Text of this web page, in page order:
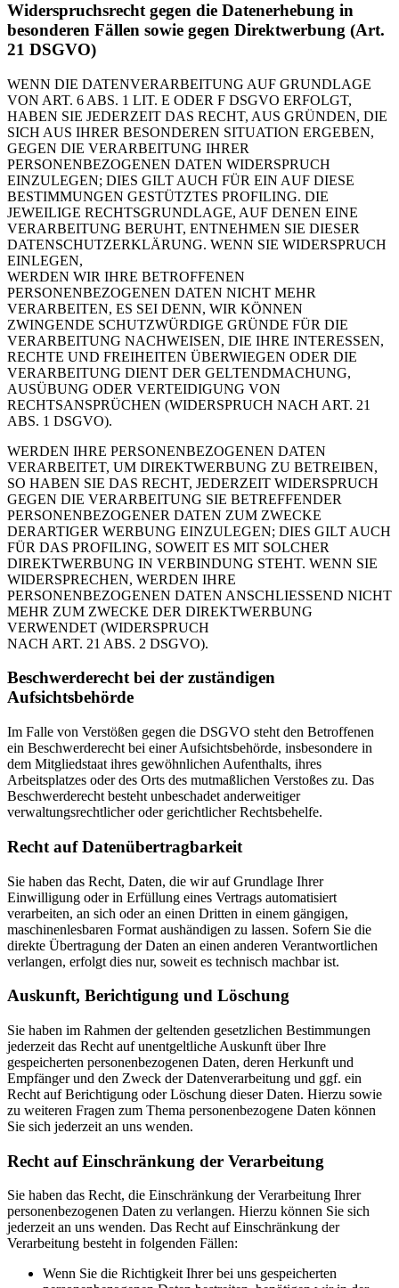
Widerspruchsrecht gegen die Datenerhebung in
besonderen Fällen sowie gegen Direktwerbung (Art.
21 DSGVO)
WENN DIE DATENVERARBEITUNG AUF GRUNDLAGE
VON ART. 6 ABS. 1 LIT. E ODER F DSGVO ERFOLGT,
HABEN SIE JEDERZEIT DAS RECHT, AUS GRÜNDEN, DIE
SICH AUS IHRER BESONDEREN SITUATION ERGEBEN,
GEGEN DIE VERARBEITUNG IHRER
PERSONENBEZOGENEN DATEN WIDERSPRUCH
EINZULEGEN; DIES GILT AUCH FÜR EIN AUF DIESE
BESTIMMUNGEN GESTÜTZTES PROFILING. DIE
JEWEILIGE RECHTSGRUNDLAGE, AUF DENEN EINE
VERARBEITUNG BERUHT, ENTNEHMEN SIE DIESER
DATENSCHUTZERKLÄRUNG. WENN SIE WIDERSPRUCH
EINLEGEN,
WERDEN WIR IHRE BETROFFENEN
PERSONENBEZOGENEN DATEN NICHT MEHR
VERARBEITEN, ES SEI DENN, WIR KÖNNEN
ZWINGENDE SCHUTZWÜRDIGE GRÜNDE FÜR DIE
VERARBEITUNG NACHWEISEN, DIE IHRE INTERESSEN,
RECHTE UND FREIHEITEN ÜBERWIEGEN ODER DIE
VERARBEITUNG DIENT DER GELTENDMACHUNG,
AUSÜBUNG ODER VERTEIDIGUNG VON
RECHTSANSPRÜCHEN (WIDERSPRUCH NACH ART. 21
ABS. 1 DSGVO).
WERDEN IHRE PERSONENBEZOGENEN DATEN
VERARBEITET, UM DIREKTWERBUNG ZU BETREIBEN,
SO HABEN SIE DAS RECHT, JEDERZEIT WIDERSPRUCH
GEGEN DIE VERARBEITUNG SIE BETREFFENDER
PERSONENBEZOGENER DATEN ZUM ZWECKE
DERARTIGER WERBUNG EINZULEGEN; DIES GILT AUCH
FÜR DAS PROFILING, SOWEIT ES MIT SOLCHER
DIREKTWERBUNG IN VERBINDUNG STEHT. WENN SIE
WIDERSPRECHEN, WERDEN IHRE
PERSONENBEZOGENEN DATEN ANSCHLIESSEND NICHT
MEHR ZUM ZWECKE DER DIREKTWERBUNG
VERWENDET (WIDERSPRUCH
NACH ART. 21 ABS. 2 DSGVO).
Beschwerderecht bei der zuständigen
Aufsichtsbehörde
Im Falle von Verstößen gegen die DSGVO steht den Betroffenen
ein Beschwerderecht bei einer Aufsichtsbehörde, insbesondere in
dem Mitgliedstaat ihres gewöhnlichen Aufenthalts, ihres
Arbeitsplatzes oder des Orts des mutmaßlichen Verstoßes zu. Das
Beschwerderecht besteht unbeschadet anderweitiger
verwaltungsrechtlicher oder gerichtlicher Rechtsbehelfe.
Recht auf Datenübertragbarkeit
Sie haben das Recht, Daten, die wir auf Grundlage Ihrer
Einwilligung oder in Erfüllung eines Vertrags automatisiert
verarbeiten, an sich oder an einen Dritten in einem gängigen,
maschinenlesbaren Format aushändigen zu lassen. Sofern Sie die
direkte Übertragung der Daten an einen anderen Verantwortlichen
verlangen, erfolgt dies nur, soweit es technisch machbar ist.
Auskunft, Berichtigung und Löschung
Sie haben im Rahmen der geltenden gesetzlichen Bestimmungen
jederzeit das Recht auf unentgeltliche Auskunft über Ihre
gespeicherten personenbezogenen Daten, deren Herkunft und
Empfänger und den Zweck der Datenverarbeitung und ggf. ein
Recht auf Berichtigung oder Löschung dieser Daten. Hierzu sowie
zu weiteren Fragen zum Thema personenbezogene Daten können
Sie sich jederzeit an uns wenden.
Recht auf Einschränkung der Verarbeitung
Sie haben das Recht, die Einschränkung der Verarbeitung Ihrer
personenbezogenen Daten zu verlangen. Hierzu können Sie sich
jederzeit an uns wenden. Das Recht auf Einschränkung der
Verarbeitung besteht in folgenden Fällen:
Wenn Sie die Richtigkeit Ihrer bei uns gespeicherten